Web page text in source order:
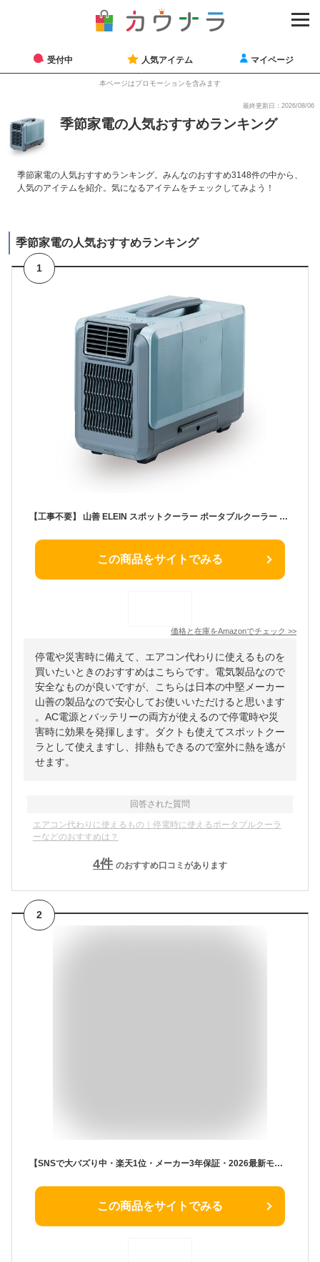
受付中 人気アイテム マイページ
本ページはプロモーションを含みます
最終更新日：2026/08/06
季節家電の人気おすすめランキング
季節家電の人気おすすめランキング。みんなのおすすめ3148件の中から、
人気のアイテムを紹介。気になるアイテムをチェックしてみよう！
季節家電の人気おすすめランキング
1
【工事不要】 山善 ELEIN スポットクーラー ポータブルクーラー 家庭用 ポータブルエアコン コンパクトクーラー 2WAY電源 (AC/バッテリー) 冷風 送風 小型 キャンプ 車中泊 アウトドア 切タイマー 排熱ダクト付き YBC-C04
この商品をサイトでみる
価格と在庫をAmazonでチェック >>
停電や災害時に備えて、エアコン代わりに使えるものを
買いたいときのおすすめはこちらです。電気製品なので
安全なものが良いですが、こちらは日本の中堅メーカー
山善の製品なので安心してお使いいただけると思います
。AC電源とバッテリーの両方が使えるので停電時や災
害時に効果を発揮します。ダクトも使えてスポットクー
ラとして使えますし、排熱もできるので室外に熱を逃が
せます。
回答された質問
エアコン代わりに使えるもの｜停電時に使えるポータブルクーラ
ーなどのおすすめは？
4件 のおすすめ口コミがあります
2
【SNSで大バズり中・楽天1位・メーカー3年保証・2026最新モデル】 クールエアーミスト ポータブルエアコン ポータブル冷風機 充電式 ポータブルクーラー 瞬間冷却ミニクーラー ミニエアコン 持ち運べるエアコン 冷風扇 車中泊 コードレス コンパクト 持ち運び スポット 卓上
この商品をサイトでみる